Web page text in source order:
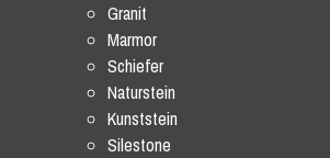
Granit
Marmor
Schiefer
Naturstein
Kunststein
Silestone